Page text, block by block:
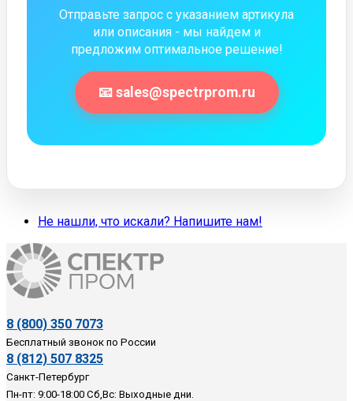
Отправьте запрос с указанием артикула
или описания - мы найдем и
предложим оптимальное решение!
📧 sales@spectrprom.ru
Не нашли, что искали? Напишите нам!
8 (800) 350 7073
Бесплатный звонок по России
8 (812) 507 8325
Санкт-Петербург
Пн-пт: 9:00-18:00 Сб,Вс: Выходные дни.